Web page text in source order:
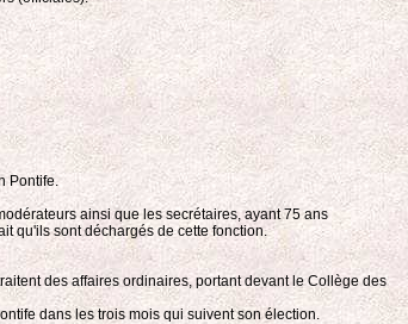
Pontife.
ainsi que les secrétaires, ayant 75 ans
qu'ils sont déchargés de cette fonction.
des affaires ordinaires, portant devant le Collège des
dans les trois mois qui suivent son élection.